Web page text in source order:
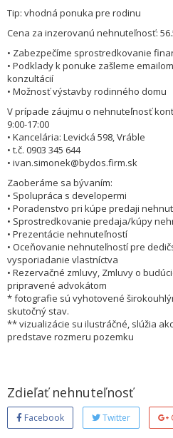
Tip: vhodná ponuka pre rodinu
Cena za inzerovanú nehnuteľnosť:
• Zabezpečíme sprostredkovanie
• Podklady k ponuke zašleme
konzultácií
• Možnosť výstavby rodinného domu
V prípade záujmu o nehnuteľnosť
9:00-17:00
• Kancelária: Levická 598, Vráble
• t.č. 0903 345 644
• ivan.simonek@bydos.firm.sk
Zaoberáme sa bývaním:
• Spolupráca s developermi
• Poradenstvo pri kúpe predaji
• Sprostredkovanie predaja/kúpy
• Prezentácie nehnuteľností
• Oceňovanie nehnuteľností pre
vysporiadanie vlastníctva
• Rezervačné zmluvy, Zmluvy o
pripravené advokátom
* fotografie sú vyhotovené
skutočný stav.
** vizualizácie su ilustráčné, slúžia
predstave rozmeru pozemku
Zdieľať nehnuteľnosť
Facebook Twitter